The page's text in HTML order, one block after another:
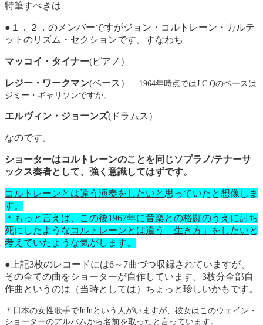
特筆すべきは
●１．２．のメンバーですがジョン・コルトレーン・カルテ
ットのリズム・セクションです。すなわち
マッコイ・タイナー(ピアノ）
レジー・ワークマン(ベース）—1964年時点ではJ.C.Qのベースは
ジミー・ギャリソンですが。
エルヴィン・ジョーンズ(ドラムス）
なのです。
ショーターはコルトレーンのことを同じソプラノ/テナーサ
ックス奏者として、強く意識してはずです。
コルトレーンとは違う演奏をしたいと 思っていたと想像しま
す。
＊もっと言えば、この後1967年に音楽との格闘のうえに討ち
死にしたようなコルトレーンとは違う「生き方」をしたいと
考えていたような気がします。
●上記3枚のレコードには6～7曲づつ収録されていますが、
その全ての曲をショーターが自作しています。3枚分全部自
作曲というのは（当時としては）ちょっと珍しいかもです。
＊日本の女性歌手でJuJuという人がいますが、彼女はこのウェイン・
ショーターのアルバムから名前を取ったと言っています。